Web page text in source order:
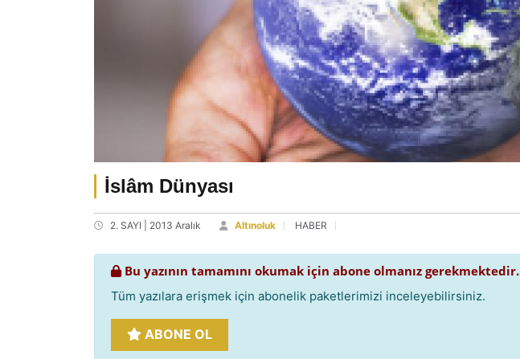
İslâm Dünyası
2. SAYI | 2013 Aralık Altınoluk HABER
Bu yazının tamamını okumak için abone olmanız gerekmektedir.
Tüm yazılara erişmek için abonelik paketlerimizi inceleyebilirsiniz.
ABONE OL